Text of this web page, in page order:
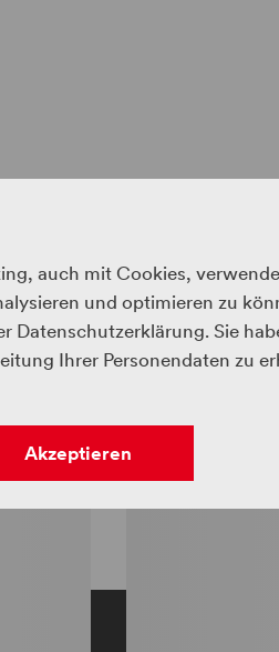
werden. Der Sky Walk
auch mit Cookies,
und optimieren zu
Datenschutzerklärung. Sie
Ihrer Personendaten zu
Akzeptieren